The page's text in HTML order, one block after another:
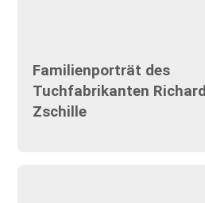
Familienporträt des
Tuchfabrikanten Richard
Zschille